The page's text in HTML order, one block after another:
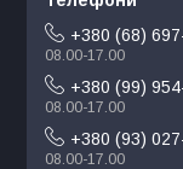
+380 (68)
08.00-17.00
+380 (99)
08.00-17.00
+380 (93)
08.00-17.00